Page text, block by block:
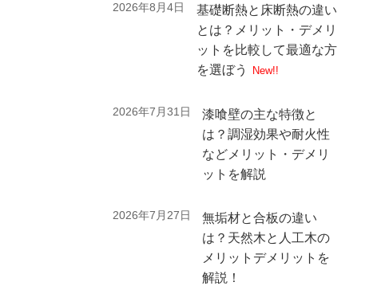
2026年8月4日
基礎断熱と床断熱の違い
とは？メリット・デメリ
ットを比較して最適な方
を選ぼう
New!!
2026年7月31日
漆喰壁の主な特徴と
は？調湿効果や耐火性
などメリット・デメリ
ットを解説
2026年7月27日
無垢材と合板の違い
は？天然木と人工木の
メリットデメリットを
解説！